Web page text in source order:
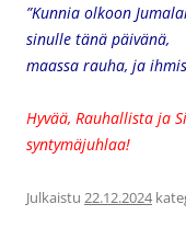
”Kunnia olkoon
sinulle tänä päivänä,
maassa rauha, ja
Hyvää, Rauhallista ja
syntymäjuhlaa!
Julkaistu 22.12.2024